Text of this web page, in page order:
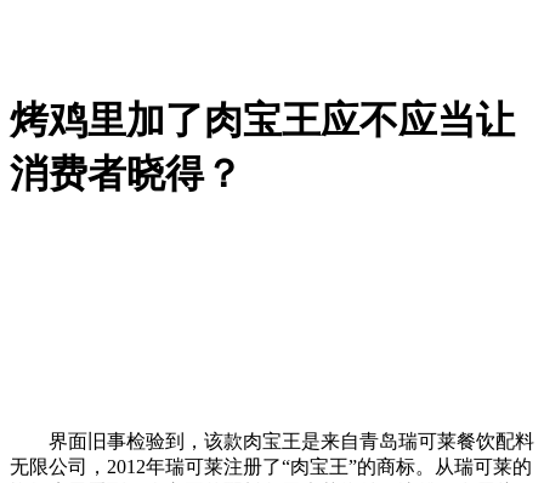
烤鸡里加了肉宝王应不应当让
消费者晓得？
界面旧事检验到，该款肉宝王是来自青岛瑞可莱餐饮配料
无限公司，2012年瑞可莱注册了“肉宝王”的商标。从瑞可莱的